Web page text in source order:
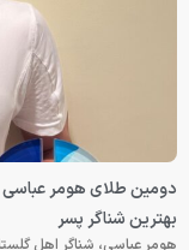
دومین طلای هومر عباسی
بهترین شناگر پسر
هومر عباسی، شناگر اهل